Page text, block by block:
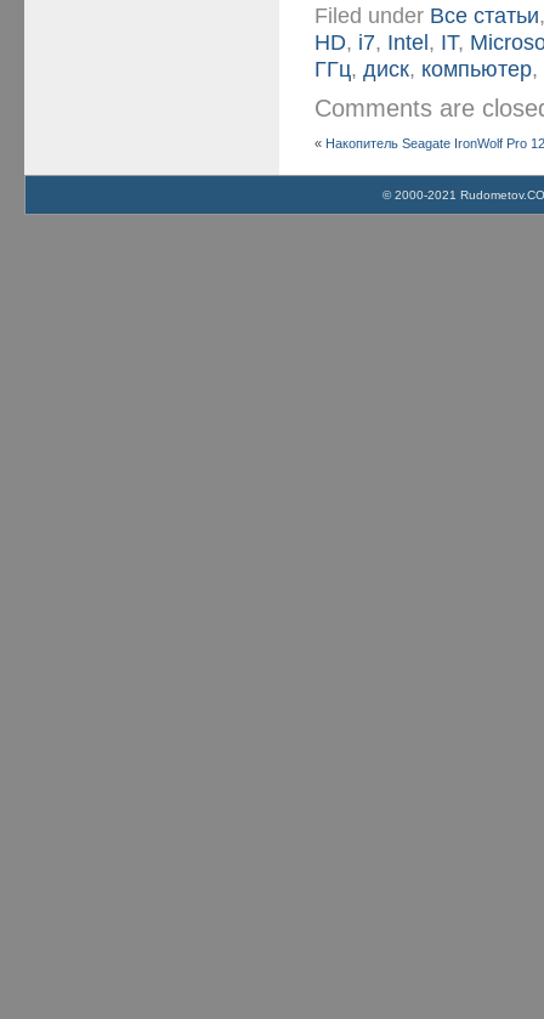
Filed under Все статьи
HD, i7, Intel, IT,
ГГц,диск, компьютер,
Comments are
« Накопитель Seagate IronWolf Pro
© 2000-2021